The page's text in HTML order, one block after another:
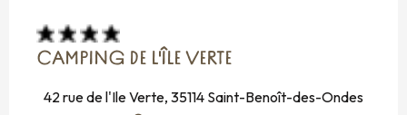
CAMPING DE L'ÎLE VERTE
42 rue de l'Ile Verte, 35114 Saint-Benoît-des-Ondes